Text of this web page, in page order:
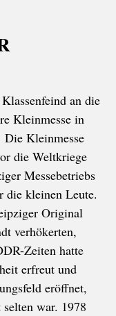
an die
Kleinmesse in
Die Kleinmesse
die Weltkriege
Messebetriebs
die kleinen Leute.
Original
verhökerten,
Zeiten hatte
erfreut und
eröffnet,
war. 1978